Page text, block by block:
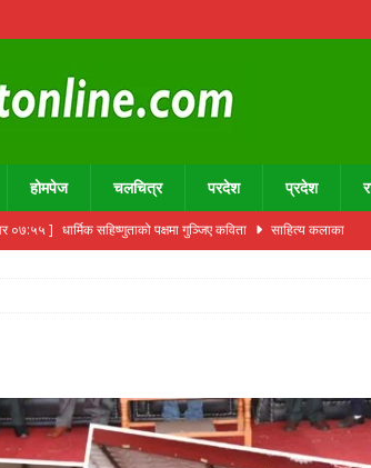
होमपेज चलचित्र परदेश प्रदेश
०७:५५ ] धार्मिक सहिष्णुताको पक्षमा गुञ्जिए कविता
साहित्य कलाका
]
ओम समाज डेन्टल अस्पताल र MUTU फाउन्डेसनद्वारा
स्वास्थ्य
०८:०६ ] Poets Raise a Collective Voice for Religious